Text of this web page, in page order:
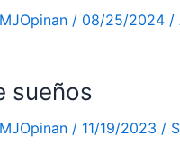
MJOpinan / 08/25/2024 /
sueños
MJOpinan / 11/19/2023 /